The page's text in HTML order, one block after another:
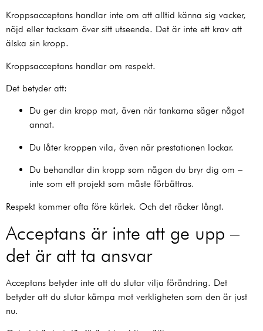
Kroppsacceptans handlar inte om att alltid känna sig vacker,
nöjd eller tacksam över sitt utseende. Det är inte ett krav att
älska sin kropp.
Kroppsacceptans handlar om respekt.
Det betyder att:
Du ger din kropp mat, även när tankarna säger något
annat.
Du låter kroppen vila, även när prestationen lockar.
Du behandlar din kropp som någon du bryr dig om –
inte som ett projekt som måste förbättras.
Respekt kommer ofta före kärlek. Och det räcker långt.
Acceptans är inte att ge upp –
det är att ta ansvar
Acceptans betyder inte att du slutar vilja förändring. Det
betyder att du slutar kämpa mot verkligheten som den är just
nu.